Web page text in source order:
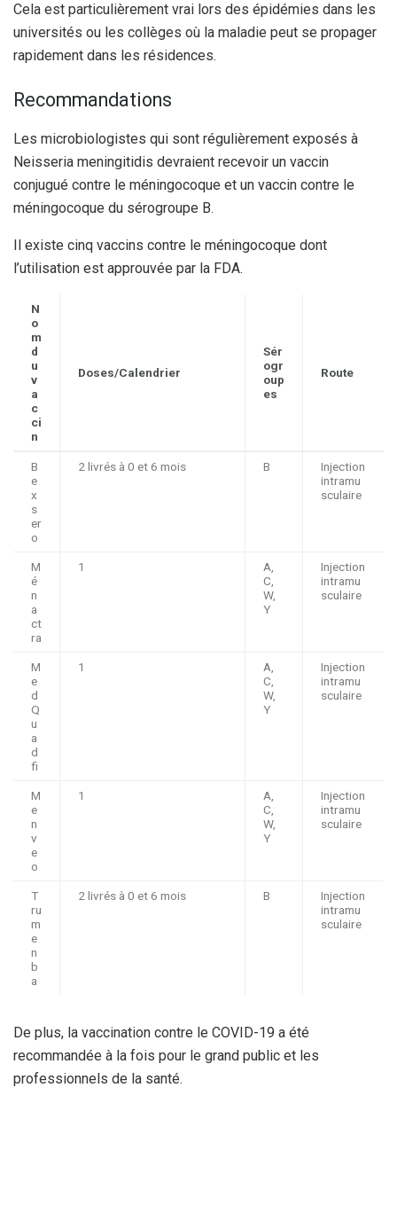
Cela est particulièrement vrai lors des épidémies dans les
universités ou les collèges où la maladie peut se propager
rapidement dans les résidences.
Recommandations
Les microbiologistes qui sont régulièrement exposés à
Neisseria meningitidis devraient recevoir un vaccin
conjugué contre le méningocoque et un vaccin contre le
méningocoque du sérogroupe B.
Il existe cinq vaccins contre le méningocoque dont
l’utilisation est approuvée par la FDA.
N
o
m
d
u
v
a
c
ci
n
Doses/Calendrier
Sér
ogr
oup
es
Route
B
e
x
s
er
o
2 livrés à 0 et 6 mois B
Injection
intramu
sculaire
M
é
n
a
ct
ra
1
A,
C,
W,
Y
Injection
intramu
sculaire
M
e
d
Q
u
a
d
fi
1
A,
C,
W,
Y
Injection
intramu
sculaire
M
e
n
v
e
o
1
A,
C,
W,
Y
Injection
intramu
sculaire
T
ru
m
e
n
b
a
2 livrés à 0 et 6 mois B
Injection
intramu
sculaire
De plus, la vaccination contre le COVID-19 a été
recommandée à la fois pour le grand public et les
professionnels de la santé.